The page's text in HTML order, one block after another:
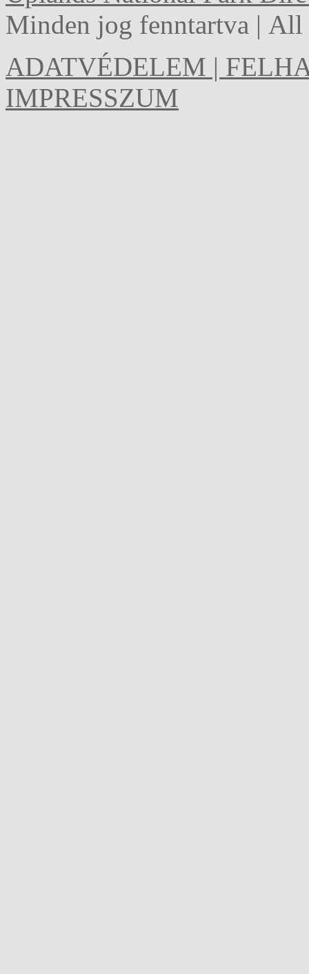
Minden jog fenntartva |
ADATVÉDELEM |
IMPRESSZUM